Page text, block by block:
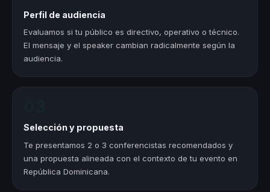
Perfil de audiencia
Evaluamos si tu público es directivo, operativo o técnico.
El mensaje y el speaker cambian radicalmente según la
audiencia.
Selección y propuesta
Te presentamos 2 o 3 conferencistas recomendados y
una propuesta alineada con el contexto de tu evento en
República Dominicana.